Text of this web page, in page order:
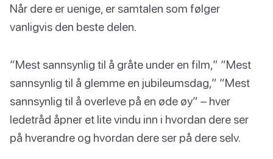
Når dere er uenige, er samtalen som følger
vanligvis den beste delen.
“Mest sannsynlig til å gråte under en film,” “Mest
sannsynlig til å glemme en jubileumsdag,” “Mest
sannsynlig til å overleve på en øde øy” – hver
ledetråd åpner et lite vindu inn i hvordan dere ser
på hverandre og hvordan dere ser på dere selv.